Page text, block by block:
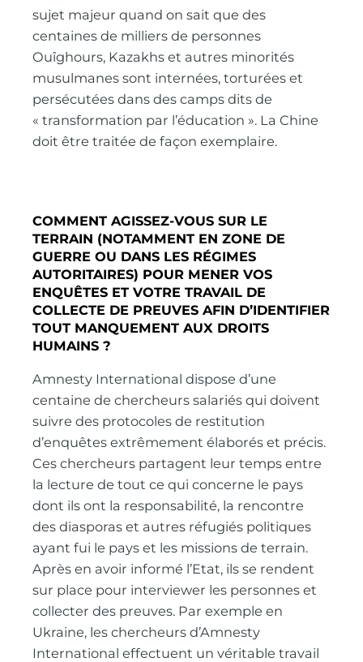
sujet majeur quand on sait que des
centaines de milliers de personnes
Ouîghours, Kazakhs et autres minorités
musulmanes sont internées, torturées et
persécutées dans des camps dits de
« transformation par l’éducation ». La Chine
doit être traitée de façon exemplaire.
COMMENT AGISSEZ-VOUS SUR LE
TERRAIN (NOTAMMENT EN ZONE DE
GUERRE OU DANS LES RÉGIMES
AUTORITAIRES) POUR MENER VOS
ENQUÊTES ET VOTRE TRAVAIL DE
COLLECTE DE PREUVES AFIN D’IDENTIFIER
TOUT MANQUEMENT AUX DROITS
HUMAINS ?
Amnesty International dispose d’une
centaine de chercheurs salariés qui doivent
suivre des protocoles de restitution
d’enquêtes extrêmement élaborés et précis.
Ces chercheurs partagent leur temps entre
la lecture de tout ce qui concerne le pays
dont ils ont la responsabilité, la rencontre
des diasporas et autres réfugiés politiques
ayant fui le pays et les missions de terrain.
Après en avoir informé l’Etat, ils se rendent
sur place pour interviewer les personnes et
collecter des preuves. Par exemple en
Ukraine, les chercheurs d’Amnesty
International effectuent un véritable travail